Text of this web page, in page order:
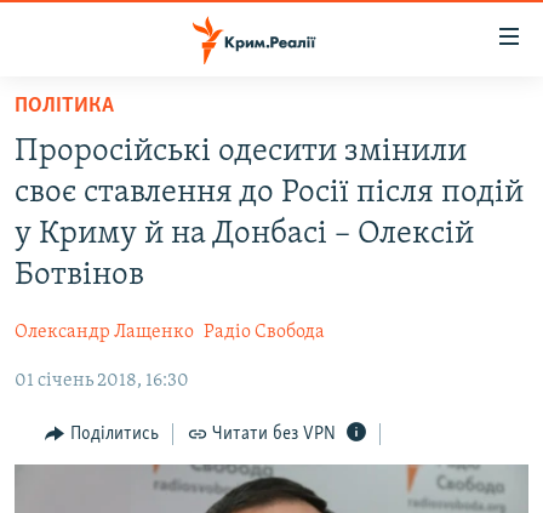
Перейти
основного
матеріалу
Перейти
до
основної
Перейти
до
ВОДА.КРИМ
ВІДЕО ТА ФОТО
ПОЛІТИКА
ПОГЛЯД
ІНТЕРВ'Ю
ВСЕ ЗА ДЕНЬ
СПЕЦПРОЕКТИ
ПОЛІТИКА
Проросійські одесити змінили
своє ставлення до Росії після подій
у Криму й на Донбасі – Олексій
Ботвінов
Олександр Лащенко Радіо Свобода
01 січень 2018, 16:30
Поділитись Читати без VPN